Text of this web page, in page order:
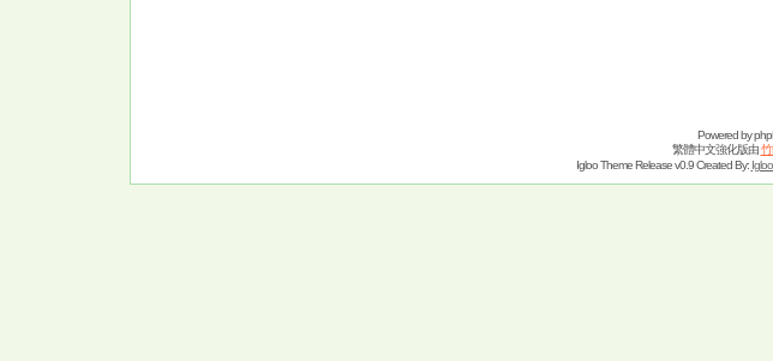
Powered by
繁體中文強化版由
Igloo Theme Release v0.9 Created By: